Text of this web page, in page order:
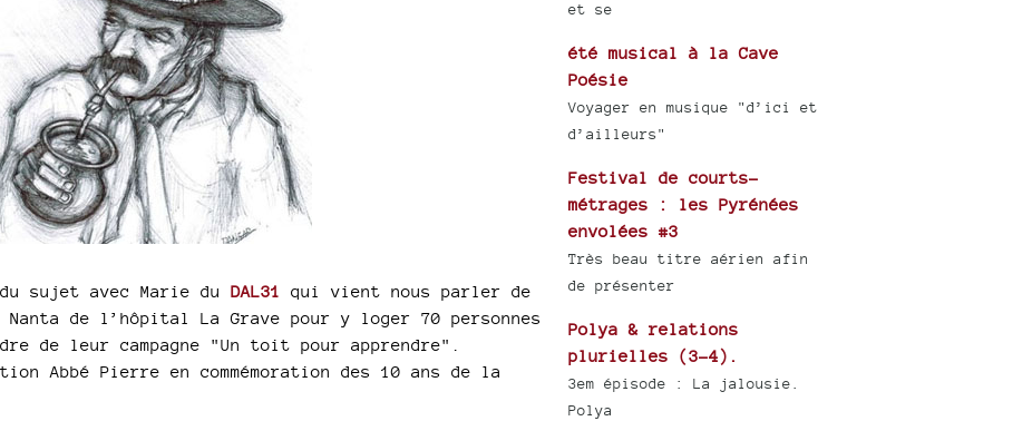
sujet avec Marie du DAL31
qui vient nous parler de
de l’hôpital La Grave pour y loger 70 personnes
de leur campagne "Un toit pour apprendre".
Abbé Pierre en commémoration des 10 ans de la
et se
été musical à la Cave
Poésie
Voyager en musique "d’ici et
d’ailleurs"
Festival de courts-
métrages : les Pyrénées
envolées #3
Très beau titre aérien afin
de présenter
Polya & relations
plurielles (3-4).
3em épisode : La jalousie.
Polya